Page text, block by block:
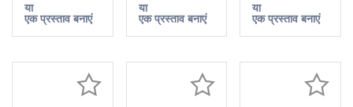
MJ Silver -
>Make
या
एक प्रस्ताव बनाएं
Peruana
Lima Silver -
या
एक प्रस्ताव बनाएं
Offer
या
एक प्रस्ताव बनाएं